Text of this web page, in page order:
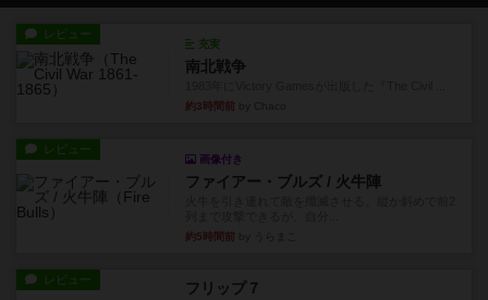
レビュー
充実
南北戦争
約3時間前
レビュー
画像付き
ファイアー・ブルズ / 火牛陣
約5時間前
レビュー フリップ７